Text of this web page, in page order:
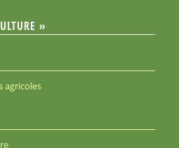
»
agricoles